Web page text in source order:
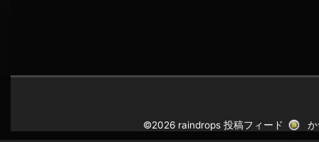
©2026 raindrops投稿フィード